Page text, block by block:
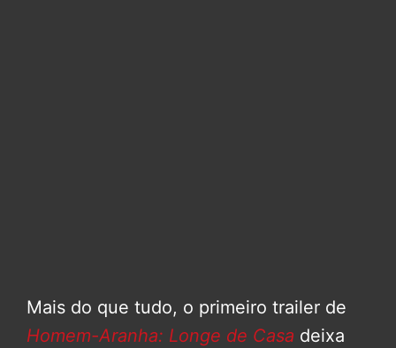
Mais do que tudo, o primeiro trailer de
Homem-Aranha: Longe de Casa deixa